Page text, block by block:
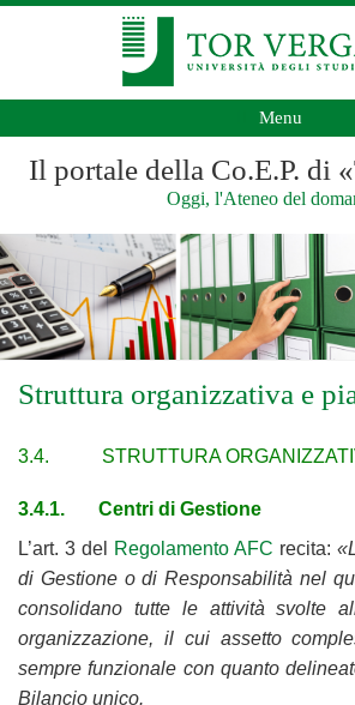
Menu
Il portale della Co.E.P. di
Oggi, l'Ateneo del
Struttura organizzativa e
3.4. STRUTTURA
3.4.1. Centri di Gestione
L’art. 3 del
Regolamento AFC recita:
di Gestione o di Responsabilità nel
consolidano tutte le attività svolte
organizzazione, il cui assetto
sempre funzionale con quanto
Bilancio unico.